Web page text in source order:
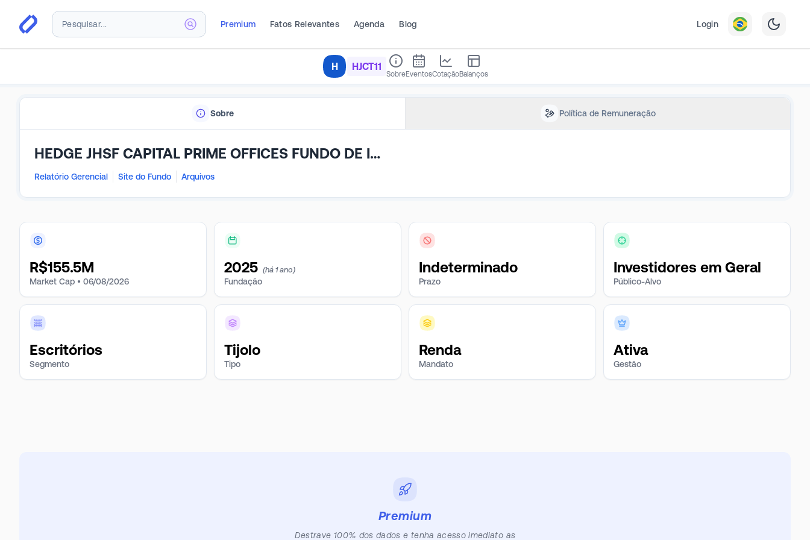
Premium Fatos Relevantes Agenda Blog Login
H HJCT11
SobreEventosCotaçãoBalanços
Sobre Política de Remuneração
HEDGE JHSF CAPITAL PRIME OFFICES FUNDO DE INVESTIMENTO IMOBILIÁRIO DE RESPONSABILIDADE LIMITADA
Relatório Gerencial Site do Fundo Arquivos
R$155.5M
Market Cap • 06/08/2026
2025 (há 1 ano)
Fundação
Indeterminado
Prazo
Investidores em Geral
Público-Alvo
Escritórios
Segmento
Tijolo
Tipo
Renda
Mandato
Ativa
Gestão
Premium
Destrave 100% dos dados e tenha acesso imediato as